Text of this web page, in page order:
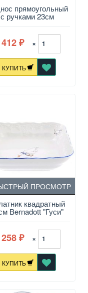
прямоугольный
с ручками 23см
Bernadott "Гуси"
₽ ×
КУПИТЬ
квадратный
Bernadott "Гуси"
ПРОСМОТР
₽ ×
КУПИТЬ